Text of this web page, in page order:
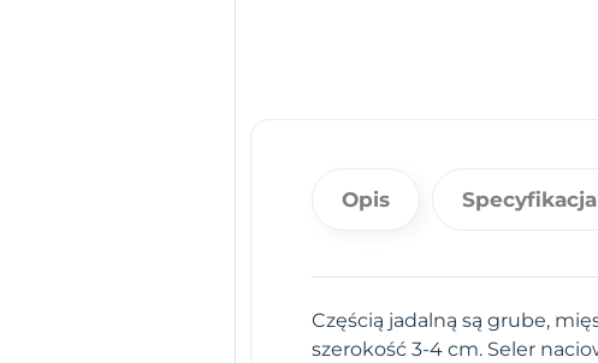
Opis Specyfikacja
Częścią jadalną są grube,
szerokość 3-4 cm. Seler